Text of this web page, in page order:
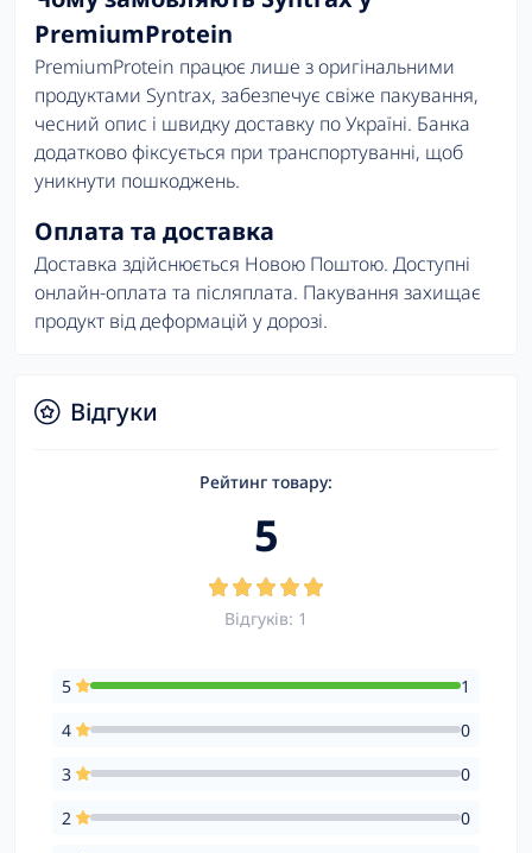
PremiumProtein
PremiumProtein працює лише з оригінальними
продуктами Syntrax, забезпечує свіже пакування,
чесний опис і швидку доставку по Україні. Банка
додатково фіксується при транспортуванні, щоб
уникнути пошкоджень.
Оплата та доставка
Доставка здійснюється Новою Поштою. Доступні
онлайн-оплата та післяплата. Пакування захищає
продукт від деформацій у дорозі.
Відгуки
Рейтинг товару:
5
Відгуків: 1
5
1
4
0
3
0
2
0